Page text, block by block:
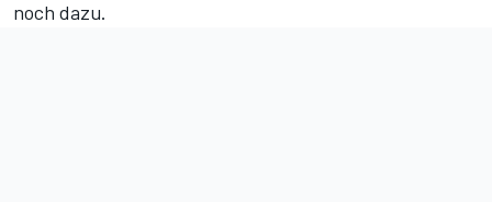
noch dazu.